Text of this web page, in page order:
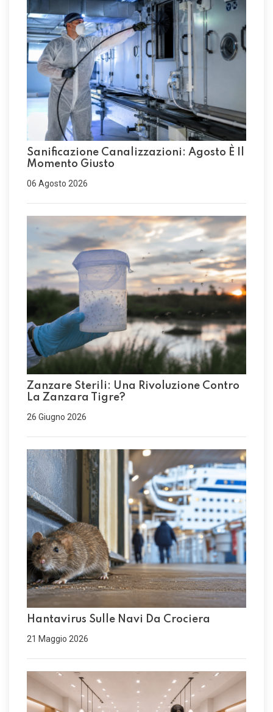
Sanificazione Canalizzazioni: Agosto È Il
Momento Giusto
06 Agosto 2026
Zanzare Sterili: Una Rivoluzione Contro
La Zanzara Tigre?
26 Giugno 2026
Hantavirus Sulle Navi Da Crociera
21 Maggio 2026